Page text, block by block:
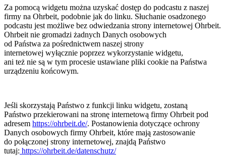
Za pomocą widgetu można uzyskać dostęp do podcastu z naszej
firmy na Ohrbeit, podobnie jak do linku. Słuchanie osadzonego
podcastu jest możliwe bez odwiedzania strony internetowej Ohrbeit.
Ohrbeit nie gromadzi żadnych Danych osobowych
od Państwa za pośrednictwem naszej strony
internetowej wyłącznie poprzez wykorzystanie widgetu,
ani też nie są w tym procesie ustawiane pliki cookie na Państwa
urządzeniu końcowym.
Jeśli skorzystają Państwo z funkcji linku widgetu, zostaną
Państwo przekierowani na stronę internetową firmy Ohrbeit pod
adresem https://ohrbeit.de/. Postanowienia dotyczące ochrony
Danych osobowych firmy Ohrbeit, które mają zastosowanie
do połączonej strony internetowej, znajdą Państwo
tutaj: https://ohrbeit.de/datenschutz/